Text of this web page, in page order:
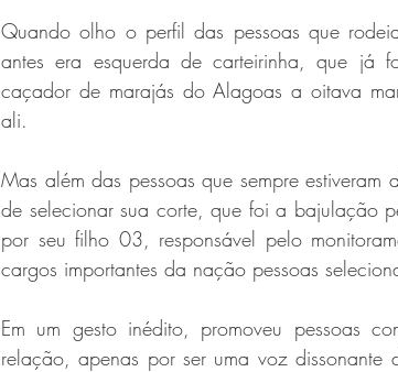
Quando olho o perfil das pessoas que
antes era esquerda de carteirinha, que já
caçador de marajás do Alagoas a oitava
ali.
Mas além das pessoas que sempre
de selecionar sua corte, que foi a bajulação
por seu filho 03, responsável pelo
cargos importantes da nação pessoas
Em um gesto inédito, promoveu pessoas
relação, apenas por ser uma voz